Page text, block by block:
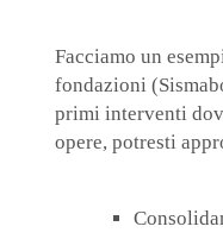
Facciamo un
fondazioni
primi interventi
opere, potresti